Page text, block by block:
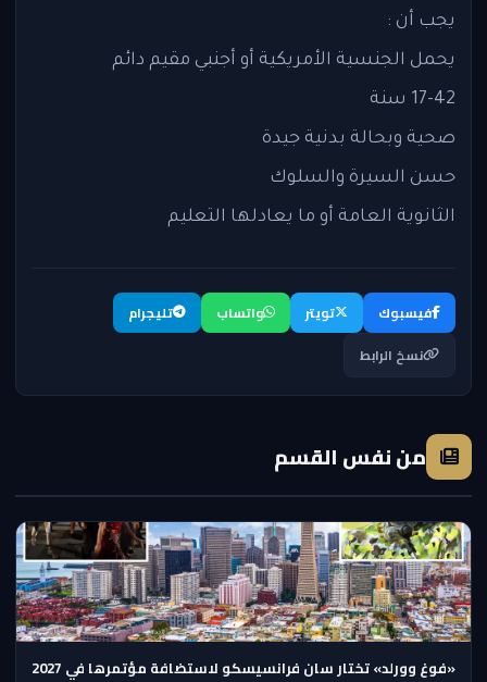
يجب أن :
يحمل الجنسية الأمريكية أو أجنبي مقيم دائم
17-42 سنة
صحية وبحالة بدنية جيدة
حسن السيرة والسلوك
الثانوية العامة أو ما يعادلها التعليم
فيسبوك تويتر واتساب
تليجرام
نسخ الرابط
من نفس القسم
«فوغ وورلد» تختار سان فرانسيسكو لاستضافة مؤتمرها في 2027